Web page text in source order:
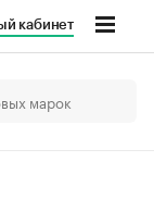
кабинет